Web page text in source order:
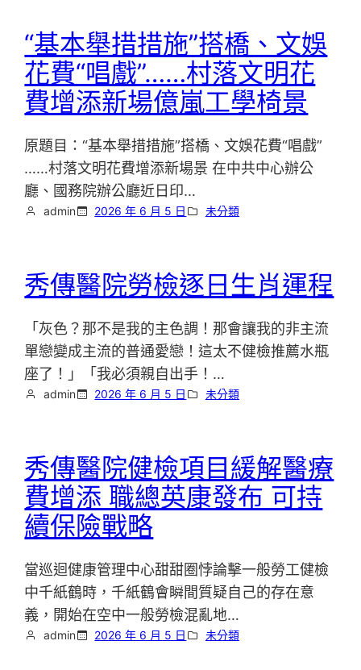
“基本舉措措施”搭橋、文娛
花費“唱戲”……村落文明花
費增添新場億嵐工學椅景
原題目：“基本舉措措施”搭橋、文娛花費“唱戲”
……村落文明花費增添新場景 在中共中心辦公
廳、國務院辦公廳近日印…
admin 2026 年 6 月 5 日 未分類
秀傳醫院勞檢逐日生肖運程
「灰色？那不是我的主色調！那會讓我的非主流
單戀變成主流的普通愛戀！這太不健檢推薦水瓶
座了！」「我必須親自出手！…
admin 2026 年 6 月 5 日 未分類
秀傳醫院健檢項目緩解醫療
費增添 職總英康發布 可持
續保險戰略
當巡迴健康管理中心甜甜圈悖論擊一般勞工健檢
中千紙鶴時，千紙鶴會瞬間質疑自己的存在意
義，開始在空中一般勞檢混亂地…
admin 2026 年 6 月 5 日 未分類